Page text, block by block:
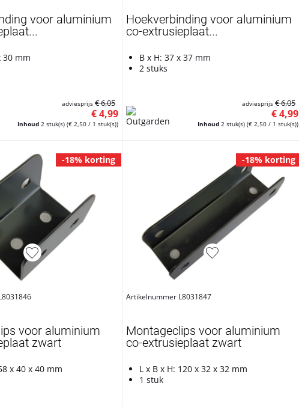
voor aluminium
30 mm
Inhoud 2 stuk(s) (€ 2,50 / 1 stuk(s))
€ 4,99
adviesprijs € 6,05
Hoekverbinding voor aluminium
co-extrusieplaat...
B x H: 37 x 37 mm
2 stuks
Inhoud 2 stuk(s) (€ 2,50 / 1 stuk(s))
€ 4,99
adviesprijs € 6,05
-18% korting
voor aluminium
zwart
x 40 x 40 mm
-18% korting
Artikelnummer L8031847
Montageclips voor aluminium
co-extrusieplaat zwart
L x B x H: 120 x 32 x 32 mm
1 stuk